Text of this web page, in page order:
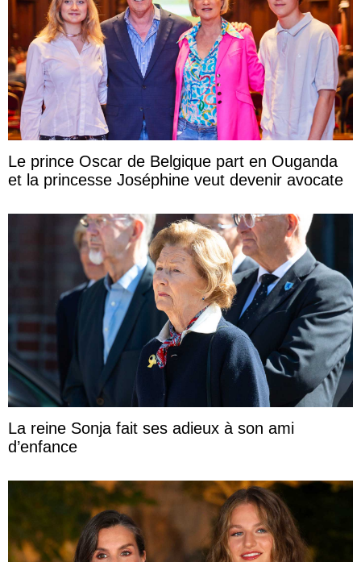
Le prince Oscar de Belgique part en Ouganda
et la princesse Joséphine veut devenir avocate
La reine Sonja fait ses adieux à son ami
d’enfance